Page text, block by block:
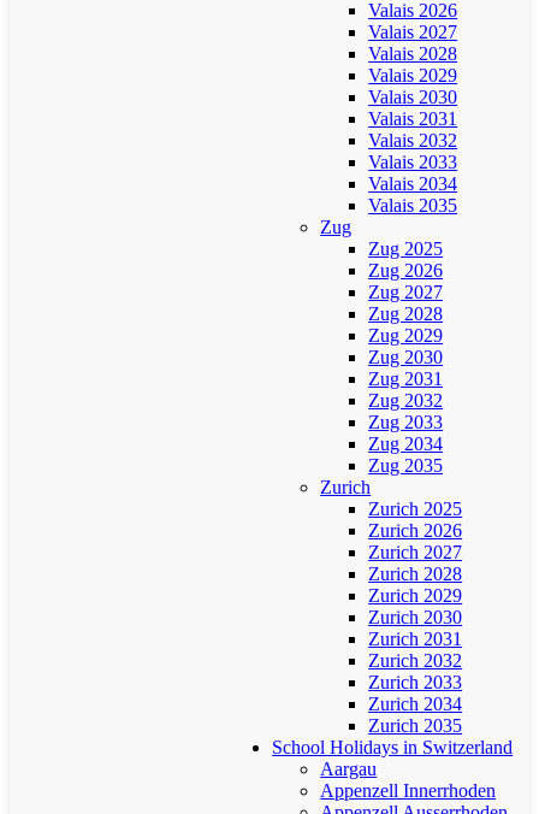
Valais 2026
Valais 2027
Valais 2028
Valais 2029
Valais 2030
Valais 2031
Valais 2032
Valais 2033
Valais 2034
Valais 2035
Zug
Zug 2025
Zug 2026
Zug 2027
Zug 2028
Zug 2029
Zug 2030
Zug 2031
Zug 2032
Zug 2033
Zug 2034
Zug 2035
Zurich
Zurich 2025
Zurich 2026
Zurich 2027
Zurich 2028
Zurich 2029
Zurich 2030
Zurich 2031
Zurich 2032
Zurich 2033
Zurich 2034
Zurich 2035
School Holidays in Switzerland
Aargau
Appenzell Innerrhoden